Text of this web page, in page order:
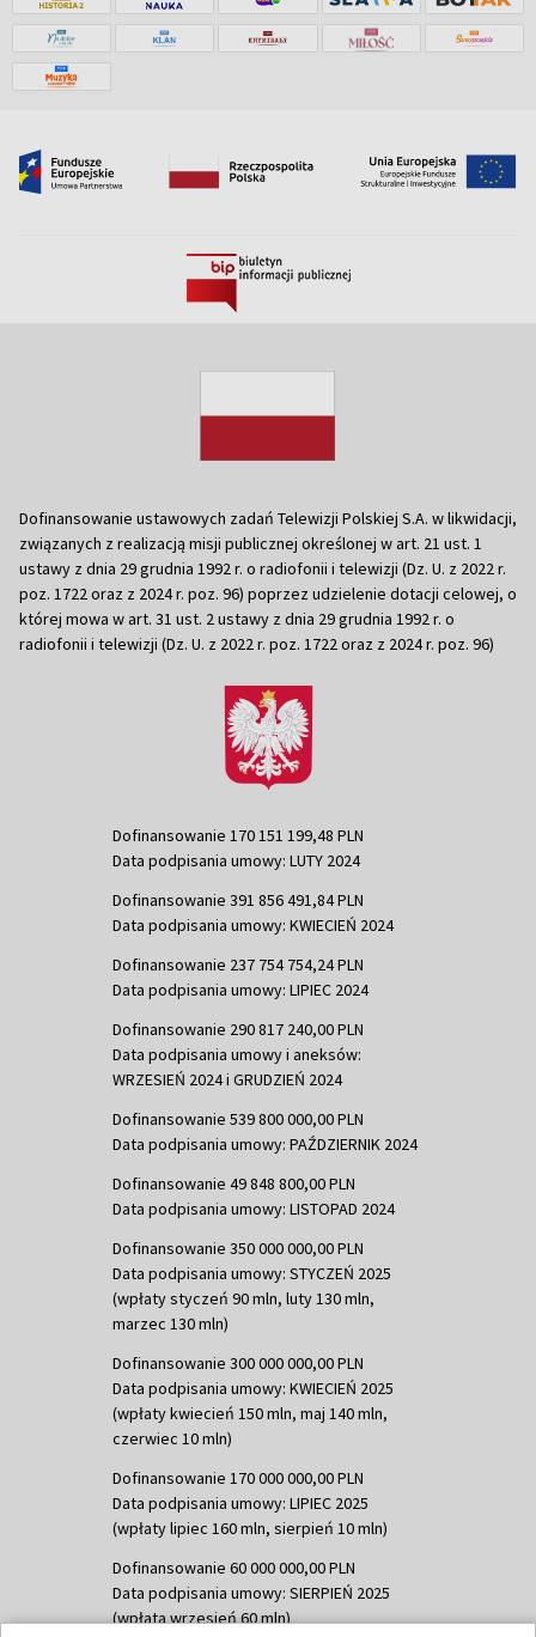
Dofinansowanie ustawowych zadań Telewizji Polskiej S.A. w likwidacji,
związanych z realizacją misji publicznej określonej w art. 21 ust. 1
ustawy z dnia 29 grudnia 1992 r. o radiofonii i telewizji (Dz. U. z 2022 r.
poz. 1722 oraz z 2024 r. poz. 96) poprzez udzielenie dotacji celowej, o
której mowa w art. 31 ust. 2 ustawy z dnia 29 grudnia 1992 r. o
radiofonii i telewizji (Dz. U. z 2022 r. poz. 1722 oraz z 2024 r. poz. 96)
Dofinansowanie 170 151 199,48 PLN
Data podpisania umowy: LUTY 2024
Dofinansowanie 391 856 491,84 PLN
Data podpisania umowy: KWIECIEŃ 2024
Dofinansowanie 237 754 754,24 PLN
Data podpisania umowy: LIPIEC 2024
Dofinansowanie 290 817 240,00 PLN
Data podpisania umowy i aneksów:
WRZESIEŃ 2024 i GRUDZIEŃ 2024
Dofinansowanie 539 800 000,00 PLN
Data podpisania umowy: PAŹDZIERNIK 2024
Dofinansowanie 49 848 800,00 PLN
Data podpisania umowy: LISTOPAD 2024
Dofinansowanie 350 000 000,00 PLN
Data podpisania umowy: STYCZEŃ 2025
(wpłaty styczeń 90 mln, luty 130 mln,
marzec 130 mln)
Dofinansowanie 300 000 000,00 PLN
Data podpisania umowy: KWIECIEŃ 2025
(wpłaty kwiecień 150 mln, maj 140 mln,
czerwiec 10 mln)
Dofinansowanie 170 000 000,00 PLN
Data podpisania umowy: LIPIEC 2025
(wpłaty lipiec 160 mln, sierpień 10 mln)
Dofinansowanie 60 000 000,00 PLN
Data podpisania umowy: SIERPIEŃ 2025
(wpłata wrzesień 60 mln)